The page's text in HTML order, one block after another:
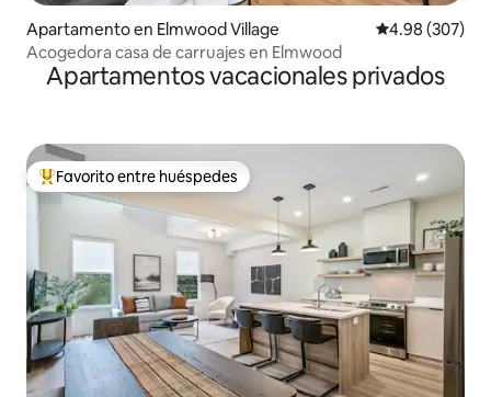
Apartamento en Elmwood Village Calificación
4.98 (307)
Acogedora casa de carruajes en Elmwood
Apartamentos vacacionales privados
Favorito entre huéspedes preferido
Favorito entre huéspedes